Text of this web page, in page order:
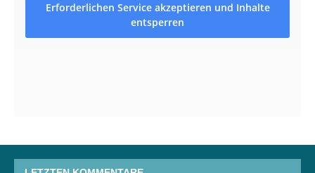
Erforderlichen Service akzeptieren und Inhalte
entsperren